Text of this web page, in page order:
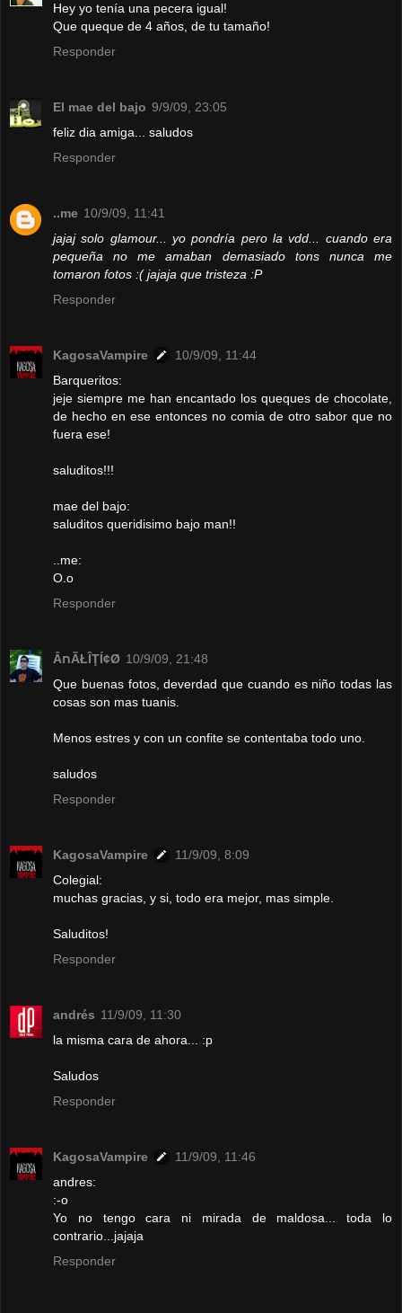
Hey yo tenía una pecera igual!
Que queque de 4 años, de tu tamaño!
Responder
El mae del bajo 9/9/09, 23:05
feliz dia amiga... saludos
Responder
..me 10/9/09, 11:41
jajaj solo glamour... yo pondría pero la vdd... cuando era
pequeña no me amaban demasiado tons nunca me
tomaron fotos :( jajaja que tristeza :P
Responder
KagosaVampire
10/9/09, 11:44
Barqueritos:
jeje siempre me han encantado los queques de chocolate,
de hecho en ese entonces no comia de otro sabor que no
fuera ese!
saluditos!!!
mae del bajo:
saluditos queridisimo bajo man!!
..me:
O.o
Responder
ÂחÃŁÎŢÍ¢Ø 10/9/09, 21:48
Que buenas fotos, deverdad que cuando es niño todas las
cosas son mas tuanis.
Menos estres y con un confite se contentaba todo uno.
saludos
Responder
KagosaVampire
11/9/09, 8:09
Colegial:
muchas gracias, y si, todo era mejor, mas simple.
Saluditos!
Responder
andrés 11/9/09, 11:30
la misma cara de ahora... :p
Saludos
Responder
KagosaVampire
11/9/09, 11:46
andres:
:-o
Yo no tengo cara ni mirada de maldosa... toda lo
contrario...jajaja
Responder